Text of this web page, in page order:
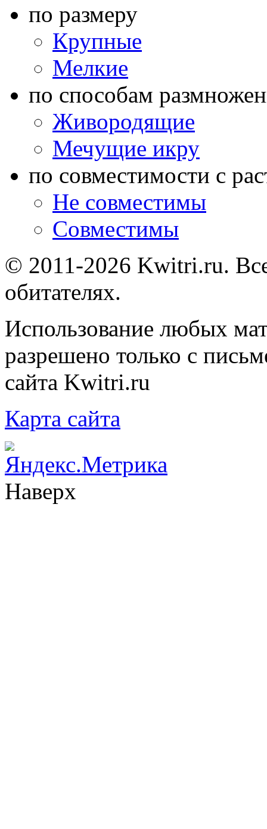
по размеру
Крупные
Мелкие
по способам
Живородящие
Мечущие икру
по совместимости с
Не совместимы
Совместимы
© 2011-2026 Kwitri.ru.
обитателях.
Использование любых
разрешено только с
сайта Kwitri.ru
Карта сайта
Наверх